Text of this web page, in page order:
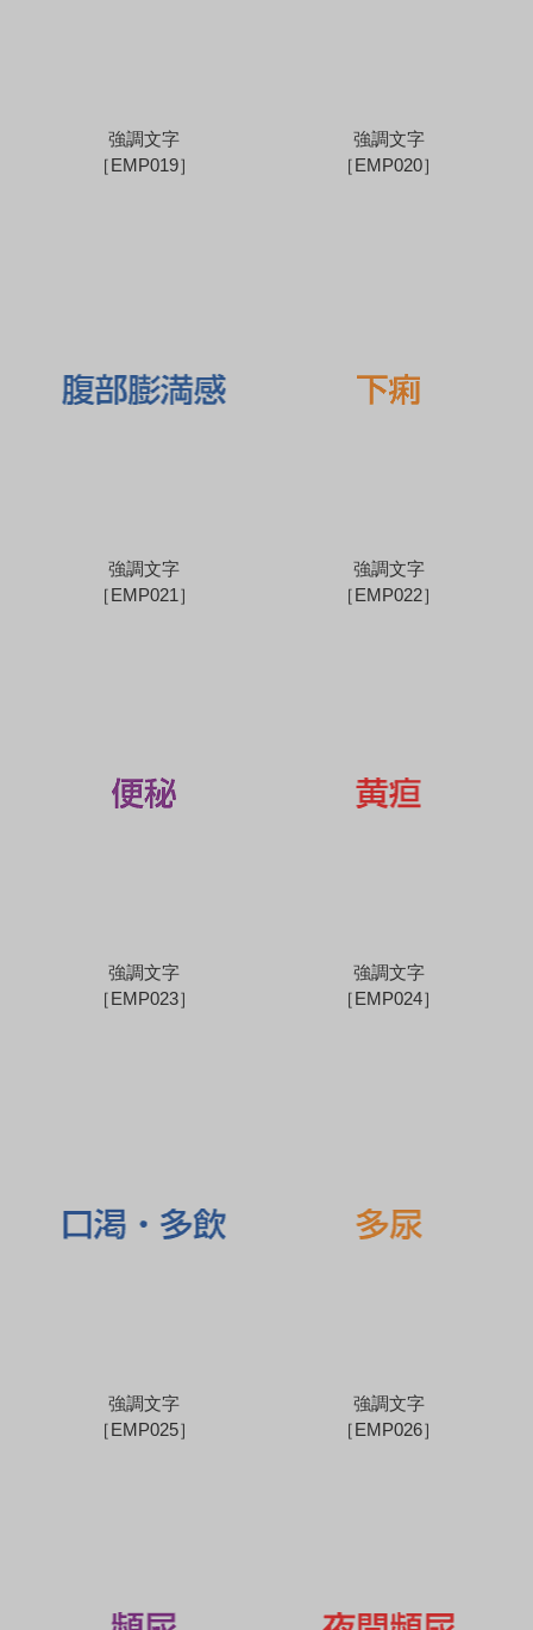
強調文字
［EMP019］
強調文字
［EMP020］
強調文字
［EMP021］
強調文字
［EMP022］
強調文字
［EMP023］
強調文字
［EMP024］
強調文字
［EMP025］
強調文字
［EMP026］